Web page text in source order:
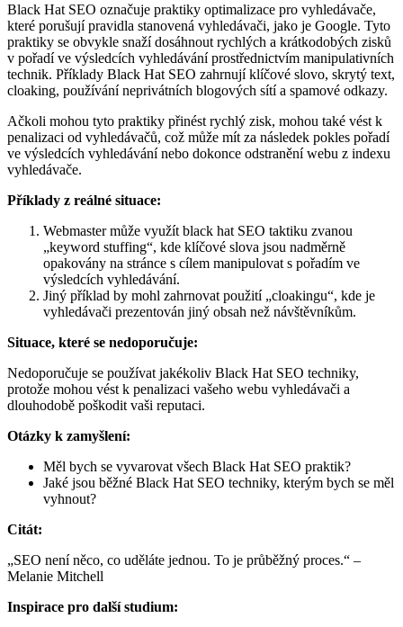
Black Hat SEO označuje praktiky optimalizace pro vyhledávače,
které porušují pravidla stanovená vyhledávači, jako je Google. Tyto
praktiky se obvykle snaží dosáhnout rychlých a krátkodobých zisků
v pořadí ve výsledcích vyhledávání prostřednictvím manipulativních
technik. Příklady Black Hat SEO zahrnují klíčové slovo, skrytý text,
cloaking, používání neprivátních blogových sítí a spamové odkazy.
Ačkoli mohou tyto praktiky přinést rychlý zisk, mohou také vést k
penalizaci od vyhledávačů, což může mít za následek pokles pořadí
ve výsledcích vyhledávání nebo dokonce odstranění webu z indexu
vyhledávače.
Příklady z reálné situace:
Webmaster může využít black hat SEO taktiku zvanou
„keyword stuffing“, kde klíčové slova jsou nadměrně
opakovány na stránce s cílem manipulovat s pořadím ve
výsledcích vyhledávání.
Jiný příklad by mohl zahrnovat použití „cloakingu“, kde je
vyhledávači prezentován jiný obsah než návštěvníkům.
Situace, které se nedoporučuje:
Nedoporučuje se používat jakékoliv Black Hat SEO techniky,
protože mohou vést k penalizaci vašeho webu vyhledávači a
dlouhodobě poškodit vaši reputaci.
Otázky k zamyšlení:
Měl bych se vyvarovat všech Black Hat SEO praktik?
Jaké jsou běžné Black Hat SEO techniky, kterým bych se měl
vyhnout?
Citát:
„SEO není něco, co uděláte jednou. To je průběžný proces.“ –
Melanie Mitchell
Inspirace pro další studium: